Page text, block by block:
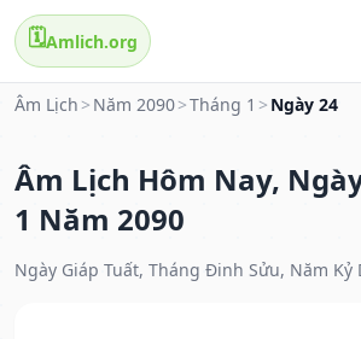
🗓️Amlich.org
Âm Lịch > Năm 2090>Tháng 1 > Ngày 24
Âm Lịch Hôm Nay,
1 Năm 2090
Ngày Giáp Tuất, Tháng Đinh Sửu, Năm Kỷ